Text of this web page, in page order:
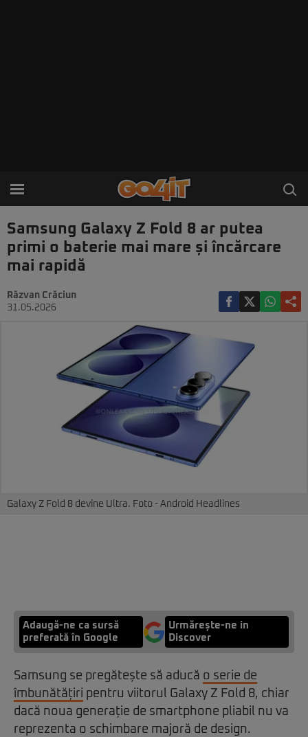
Samsung Galaxy Z Fold 8 ar putea
primi o baterie mai mare și încărcare
mai rapidă
Răzvan Crăciun
31.05.2026
Galaxy Z Fold 8 devine Ultra. Foto - Android Headlines
Adaugă-ne ca sursă
preferată în Google
Urmărește-ne in
Discover
Samsung se pregătește să aducă o serie de
îmbunătățiri pentru viitorul Galaxy Z Fold 8, chiar
dacă noua generație de smartphone pliabil nu va
reprezenta o schimbare majoră de design.